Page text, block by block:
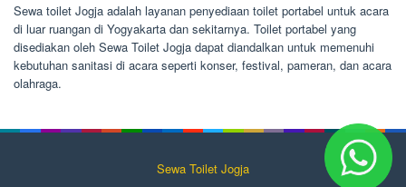
Sewa toilet Jogja adalah layanan penyediaan toilet portabel untuk acara
di luar ruangan di Yogyakarta dan sekitarnya. Toilet portabel yang
disediakan oleh Sewa Toilet Jogja dapat diandalkan untuk memenuhi
kebutuhan sanitasi di acara seperti konser, festival, pameran, dan acara
olahraga.
Sewa Toilet Jogja